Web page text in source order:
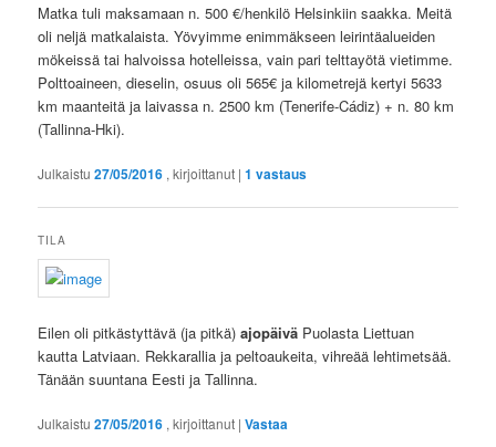
Matka tuli maksamaan n. 500 €/henkilö Helsinkiin saakka. Meitä
oli neljä matkalaista. Yövyimme enimmäkseen leirintäalueiden
mökeissä tai halvoissa hotelleissa, vain pari telttayötä vietimme.
Polttoaineen, dieselin, osuus oli 565€ ja kilometrejä kertyi 5633
km maanteitä ja laivassa n. 2500 km (Tenerife-Cádiz) + n. 80 km
(Tallinna-Hki).
Julkaistu27/05/2016 , kirjoittanut |1 vastaus
TILA
Eilen oli pitkästyttävä (ja pitkä)ajopäivä Puolasta Liettuan
kautta Latviaan. Rekkarallia ja peltoaukeita, vihreää lehtimetsää.
Tänään suuntana Eesti ja Tallinna.
Julkaistu27/05/2016 , kirjoittanut |Vastaa